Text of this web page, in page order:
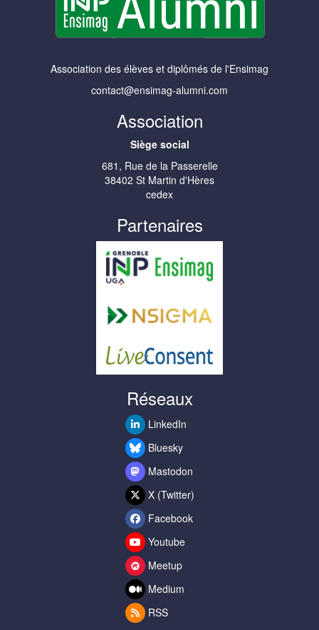
Association des élèves et diplômés de l'Ensimag
contact@ensimag-alumni.com
Association
Siège social
681, Rue de la Passerelle
38402 St Martin d'Hères
cedex
Partenaires
Réseaux
LinkedIn
Bluesky
Mastodon
X (Twitter)
Facebook
Youtube
Meetup
Medium
RSS